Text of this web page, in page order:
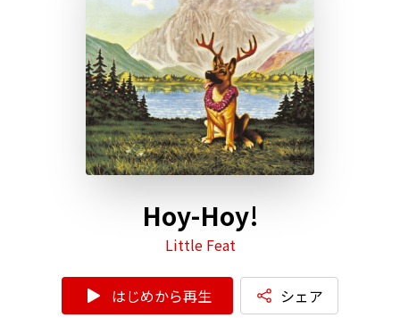
Hoy-Hoy!
Little Feat
はじめから再生 シェア